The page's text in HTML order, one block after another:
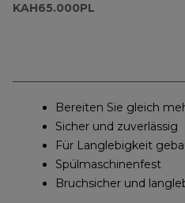
KAH65.000PL
Bereiten Sie gleich
Sicher und zuverlässig
Für Langlebigkeit
Spülmaschinenfest
Bruchsicher und